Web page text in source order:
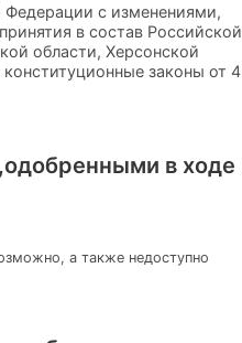
Федерации с изменениями,
в состав Российской
области, Херсонской
законы от 4
в ходе
а также недоступно